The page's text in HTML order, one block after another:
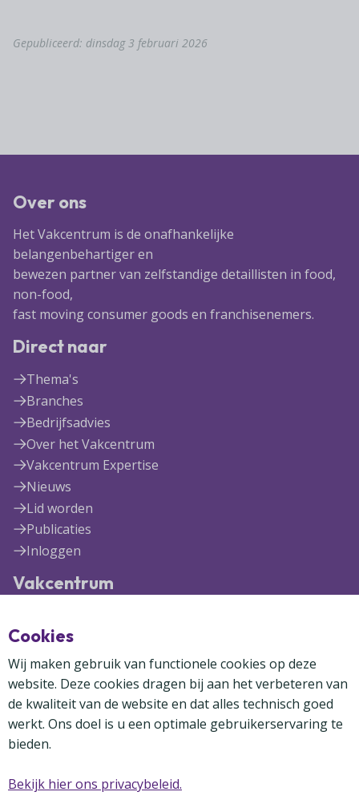
Gepubliceerd: dinsdag 3 februari 2026
Over ons
Het Vakcentrum is de onafhankelijke
belangenbehartiger en
bewezen partner van zelfstandige detaillisten in food,
non-food,
fast moving consumer goods en franchisenemers.
Direct naar
Thema's
Branches
Bedrijfsadvies
Over het Vakcentrum
Vakcentrum Expertise
Nieuws
Lid worden
Publicaties
Inloggen
Vakcentrum
3447 GR Woerden
(0348) 41 97 71
info@vakcentrum.nl
Copyright Vakcentrum 2024-2026
Cookies
Wij maken gebruik van functionele cookies op deze
website. Deze cookies dragen bij aan het verbeteren van
de kwaliteit van de website en dat alles technisch goed
werkt. Ons doel is u een optimale gebruikerservaring te
bieden.
Bekijk hier ons privacybeleid.